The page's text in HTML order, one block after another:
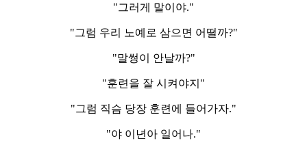
"그러게 말이야."
"그럼 우리 노예로 삼으면 어떨까?"
"말썽이 안날까?"
"훈련을 잘 시켜야지"
"그럼 직슴 당장 훈련에 들어가자."
"야 이년아 일어나."